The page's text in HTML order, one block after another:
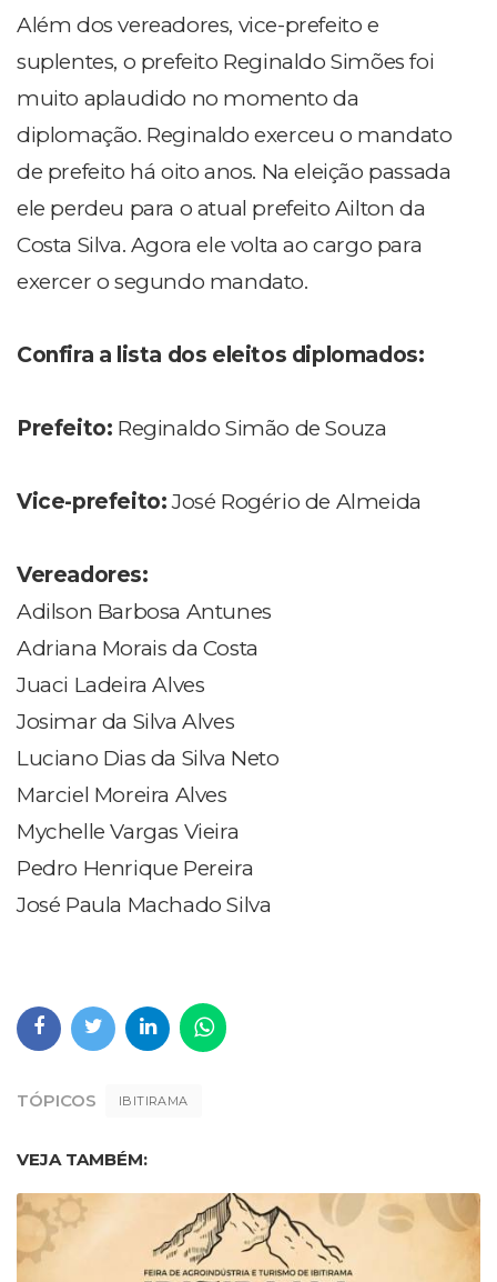
Além dos vereadores, vice-prefeito e
suplentes, o prefeito Reginaldo Simões foi
muito aplaudido no momento da
diplomação. Reginaldo exerceu o mandato
de prefeito há oito anos. Na eleição passada
ele perdeu para o atual prefeito Ailton da
Costa Silva. Agora ele volta ao cargo para
exercer o segundo mandato.
Confira a lista dos eleitos diplomados:
Prefeito: Reginaldo Simão de Souza
Vice-prefeito:José Rogério de Almeida
Vereadores:
Adilson Barbosa Antunes
Adriana Morais da Costa
Juaci Ladeira Alves
Josimar da Silva Alves
Luciano Dias da Silva Neto
Marciel Moreira Alves
Mychelle Vargas Vieira
Pedro Henrique Pereira
José Paula Machado Silva
TÓPICOS IBITIRAMA
VEJA TAMBÉM: